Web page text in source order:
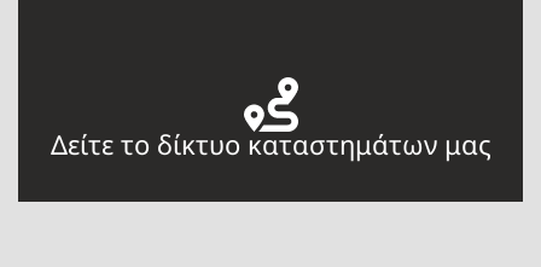
Δείτε το δίκτυο καταστημάτων μας